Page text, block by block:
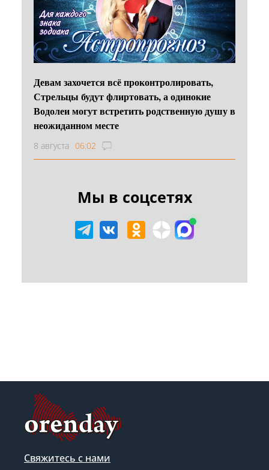
Девам захочется всё проконтролировать,
Стрельцы будут флиртовать, а одинокие
Водолеи могут встретить родственную душу в
неожиданном месте
8 августа 06:02
Мы в соцсетях
Свяжитесь с нами